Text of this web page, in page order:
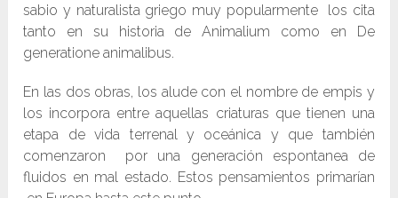
sabio y naturalista griego muy popularmente los cita
tanto en su historia de Animalium como en De
generatione animalibus.
En las dos obras, los alude con el nombre de empis y
los incorpora entre aquellas criaturas que tienen una
etapa de vida terrenal y oceánica y que también
comenzaron por una generación espontanea de
fluidos en mal estado. Estos pensamientos primarían